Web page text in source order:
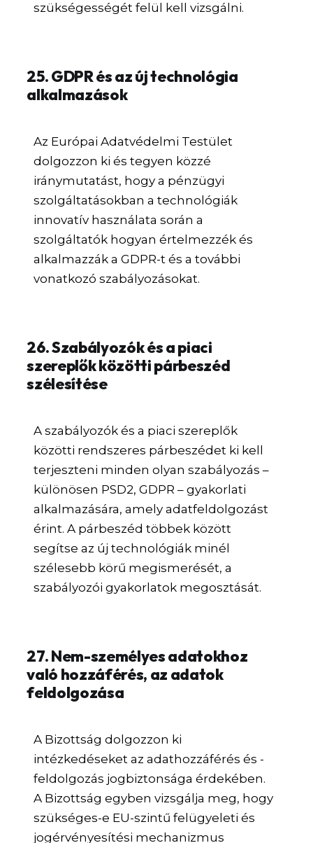
szükségességét felül kell vizsgálni.
25. GDPR és az új technológia
alkalmazások
Az Európai Adatvédelmi Testület
dolgozzon ki és tegyen közzé
iránymutatást, hogy a pénzügyi
szolgáltatásokban a technológiák
innovatív használata során a
szolgáltatók hogyan értelmezzék és
alkalmazzák a GDPR-t és a további
vonatkozó szabályozásokat.
26. Szabályozók és a piaci
szereplők közötti párbeszéd
szélesítése
A szabályozók és a piaci szereplők
közötti rendszeres párbeszédet ki kell
terjeszteni minden olyan szabályozás –
különösen PSD2, GDPR – gyakorlati
alkalmazására, amely adatfeldolgozást
érint. A párbeszéd többek között
segítse az új technológiák minél
szélesebb körű megismerését, a
szabályozói gyakorlatok megosztását.
27. Nem-személyes adatokhoz
való hozzáférés, az adatok
feldolgozása
A Bizottság dolgozzon ki
intézkedéseket az adathozzáférés és -
feldolgozás jogbiztonsága érdekében.
A Bizottság egyben vizsgálja meg, hogy
szükséges-e EU-szintű felügyeleti és
jogérvényesítési mechanizmus